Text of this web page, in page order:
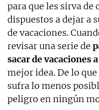
para que les sirva de
dispuestos a dejar a
de vacaciones.
revisar una serie de
sacar de vacaciones
mejor idea. De lo
sufra lo menos
peligro en ningún